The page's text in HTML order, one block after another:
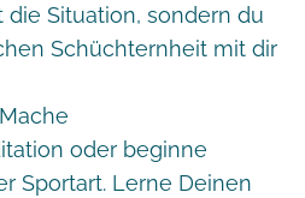
Situation, sondern du
Schüchternheit mit dir
oder beginne
Sportart. Lerne Deinen